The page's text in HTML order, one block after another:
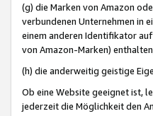
(g) die Marken von Amazon
verbundenen Unternehmen in
einem anderen Identifikator
von Amazon-Marken)
(h) die anderweitig geistige
Ob eine Website geeignet ist,
jederzeit die Möglichkeit den